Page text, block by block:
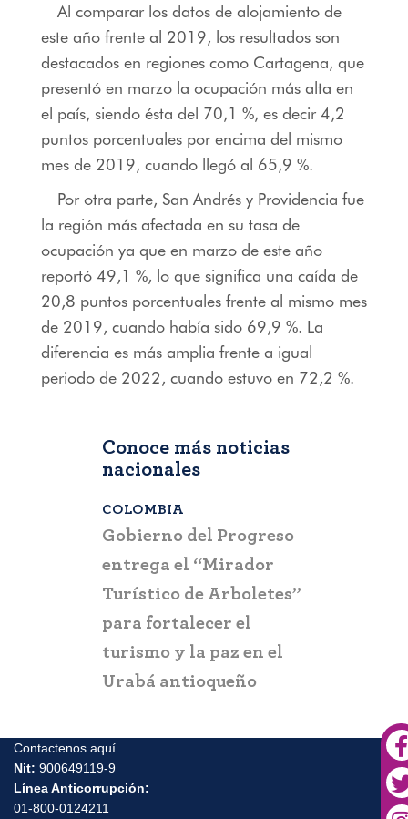
Al comparar los datos de alojamiento de
este año frente al 2019, los resultados son
destacados en regiones como Cartagena, que
presentó en marzo la ocupación más alta en
el país, siendo ésta del 70,1 %, es decir 4,2
puntos porcentuales por encima del mismo
mes de 2019, cuando llegó al 65,9 %.
Por otra parte, San Andrés y Providencia fue
la región más afectada en su tasa de
ocupación ya que en marzo de este año
reportó 49,1 %, lo que significa una caída de
20,8 puntos porcentuales frente al mismo mes
de 2019, cuando había sido 69,9 %. La
diferencia es más amplia frente a igual
periodo de 2022, cuando estuvo en 72,2 %.
Conoce más noticias
nacionales
COLOMBIA
Gobierno del Progreso
entrega el “Mirador
Turístico de Arboletes”
para fortalecer el
turismo y la paz en el
Urabá antioqueño
Contactenos aquí
Nit: 900649119-9
Línea Anticorrupción:
01-800-0124211